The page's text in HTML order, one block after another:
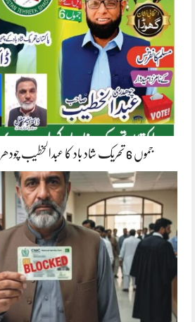
جموں 6 تحریک شاد باد کا عبدالخطیب چودھری کی حمایت کا اعلان